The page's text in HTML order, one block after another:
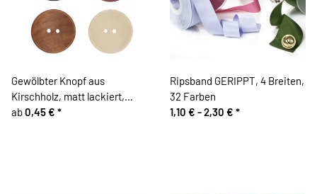
Gewölbter Knopf aus
Kirschholz, matt lackiert,
Brauntöne
ab0,45 € *
Ripsband GERIPPT, 4 Breiten,
32 Farben
1,10 € -2,30 € *